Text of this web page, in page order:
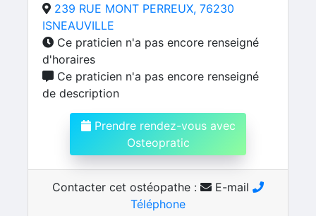
239 RUE MONT PERREUX, 76230
ISNEAUVILLE
Ce praticien n'a pas encore renseigné
d'horaires
Ce praticien n'a pas encore renseigné
de description
Prendre rendez-vous avec
Osteopratic
Contacter cet ostéopathe :
E-mail
Téléphone